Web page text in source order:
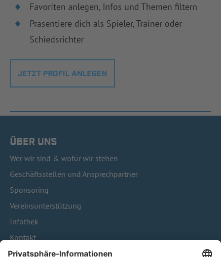
Favoriten anlegen, Infos und Themen filtern
Präsentiere dich als Spieler, Trainer oder
Schiedsrichter
JETZT PROFIL ANLEGEN
ÜBER UNS
Wer wir sind & wofür wir stehen
Geschäftsstellen und Ansprechpartner
Sponsoring
Vereinsunterstützung
Infothek
Kontakt